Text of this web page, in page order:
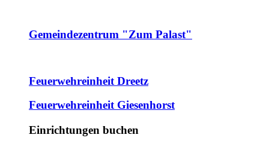
Gemeindezentrum "Zum Palast"
Feuerwehreinheit Dreetz
Feuerwehreinheit Giesenhorst
Einrichtungen buchen